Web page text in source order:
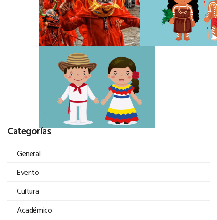
Categorías
General
Evento
Cultura
Académico